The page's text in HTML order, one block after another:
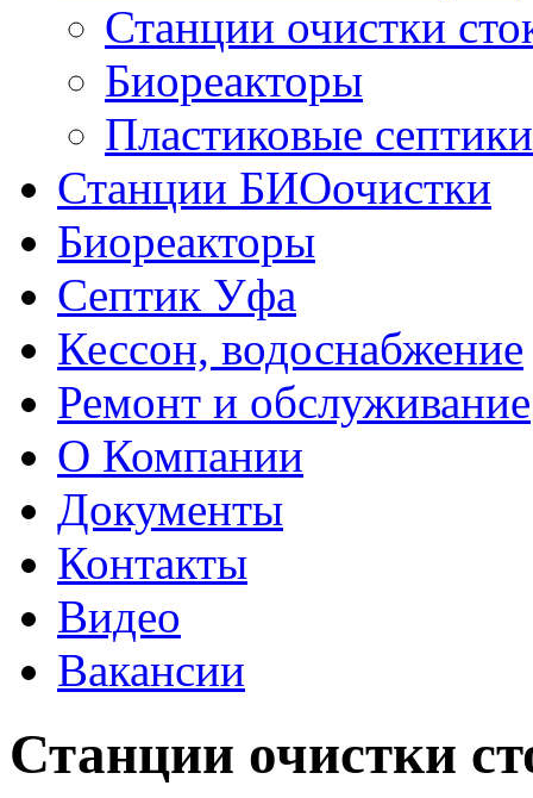
Станции очистки
Биореакторы
Пластиковые септики
Станции БИОочистки
Биореакторы
Септик Уфа
Кессон, водоснабжение
Ремонт и обслуживание
О Компании
Документы
Контакты
Видео
Вакансии
Станции очистки